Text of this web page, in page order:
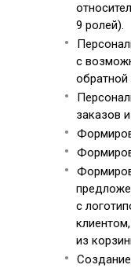
9 ролей).
с
обратной
заказов
с
из